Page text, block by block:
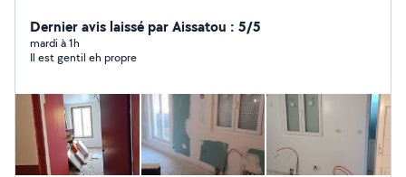
Dernier avis laissé par Aissatou : 5/5
mardi à 1h
Il est gentil eh propre